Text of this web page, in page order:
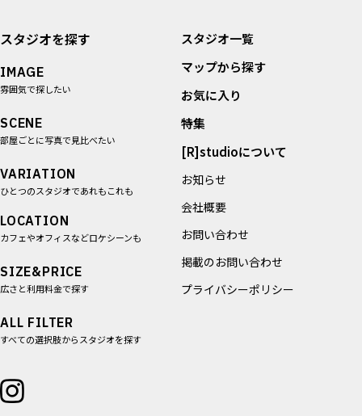
スタジオを探す
IMAGE
雰囲気で探したい
SCENE
部屋ごとに写真で見比べたい
VARIATION
ひとつのスタジオであれもこれも
LOCATION
カフェやオフィスなどロケシーンも
SIZE&PRICE
広さと利用料金で探す
ALL FILTER
すべての選択肢からスタジオを探す
スタジオ一覧
マップから探す
お気に入り
特集
[R]studioについて
お知らせ
会社概要
お問い合わせ
掲載のお問い合わせ
プライバシーポリシー